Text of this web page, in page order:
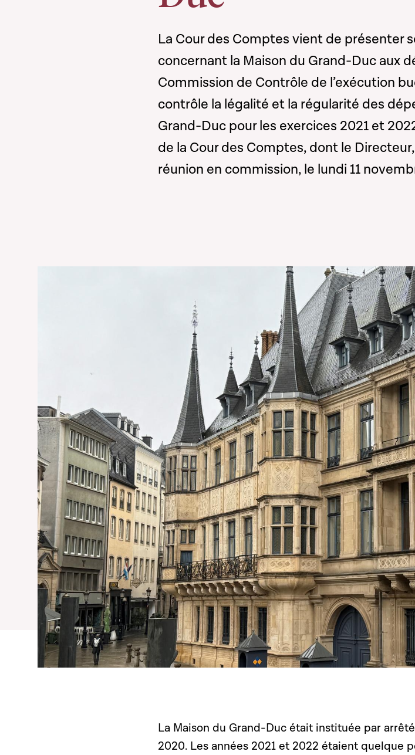
La Cour des Comptes vient de présenter
concernant la Maison du Grand-Duc aux
Commission de Contrôle de l’exécution
contrôle la légalité et la régularité des
Grand-Duc pour les exercices 2021 et
de la Cour des Comptes, dont le
réunion en commission, le lundi 11
La Maison du Grand-Duc était instituée par
2020. Les années 2021 et 2022 étaient quelque